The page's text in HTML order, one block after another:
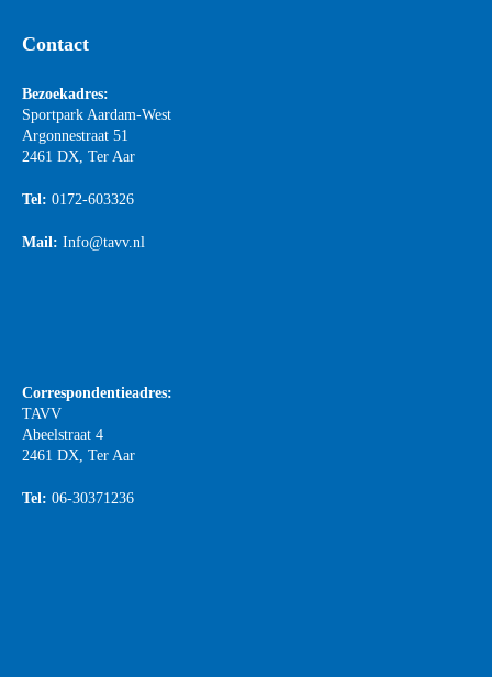
Contact
Bezoekadres:
Sportpark Aardam-West
Argonnestraat 51
2461 DX, Ter Aar
Tel: 0172-603326
Mail: Info@tavv.nl
Correspondentieadres:
TAVV
Abeelstraat 4
2461 DX, Ter Aar
Tel: 06-30371236